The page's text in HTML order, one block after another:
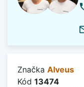
Značka Alveus
Kód 13474